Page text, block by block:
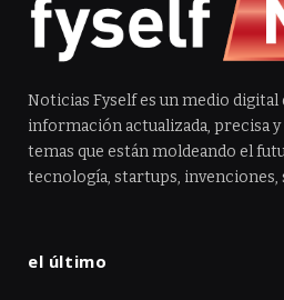
Noticias Fyself es un medio digital
información actualizada, precisa
temas que están moldeando el
tecnología, startups,
el último